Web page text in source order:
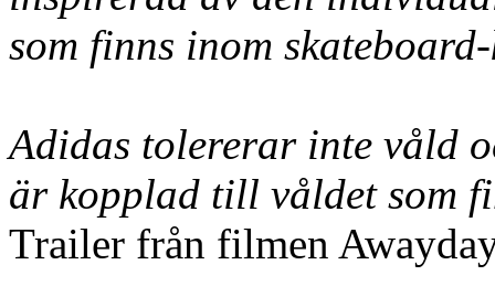
som finns inom
Adidas tolererar inte våld
är kopplad till våldet som
Trailer från filmen